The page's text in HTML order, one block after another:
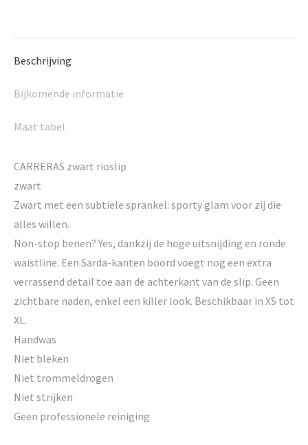
Beschrijving
Bijkomende informatie
Maat tabel
CARRERAS zwart rioslip
zwart
Zwart met een subtiele sprankel: sporty glam voor zij die
alles willen.
Non-stop benen? Yes, dankzij de hoge uitsnijding en ronde
waistline. Een Sarda-kanten boord voegt nog een extra
verrassend detail toe aan de achterkant van de slip. Geen
zichtbare naden, enkel een killer look. Beschikbaar in XS tot
XL.
Handwas
Niet bleken
Niet trommeldrogen
Niet strijken
Geen professionele reiniging